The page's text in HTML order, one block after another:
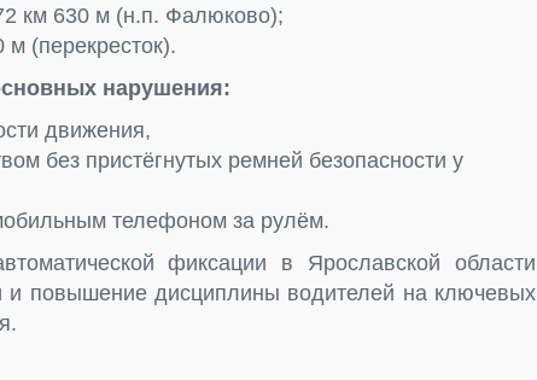
км 630 м (н.п. Фалюково);
(перекресток).
нарушения:
движения,
без пристёгнутых ремней безопасности у
телефоном за рулём.
фиксации в Ярославской области
и повышение дисциплины водителей на ключевых